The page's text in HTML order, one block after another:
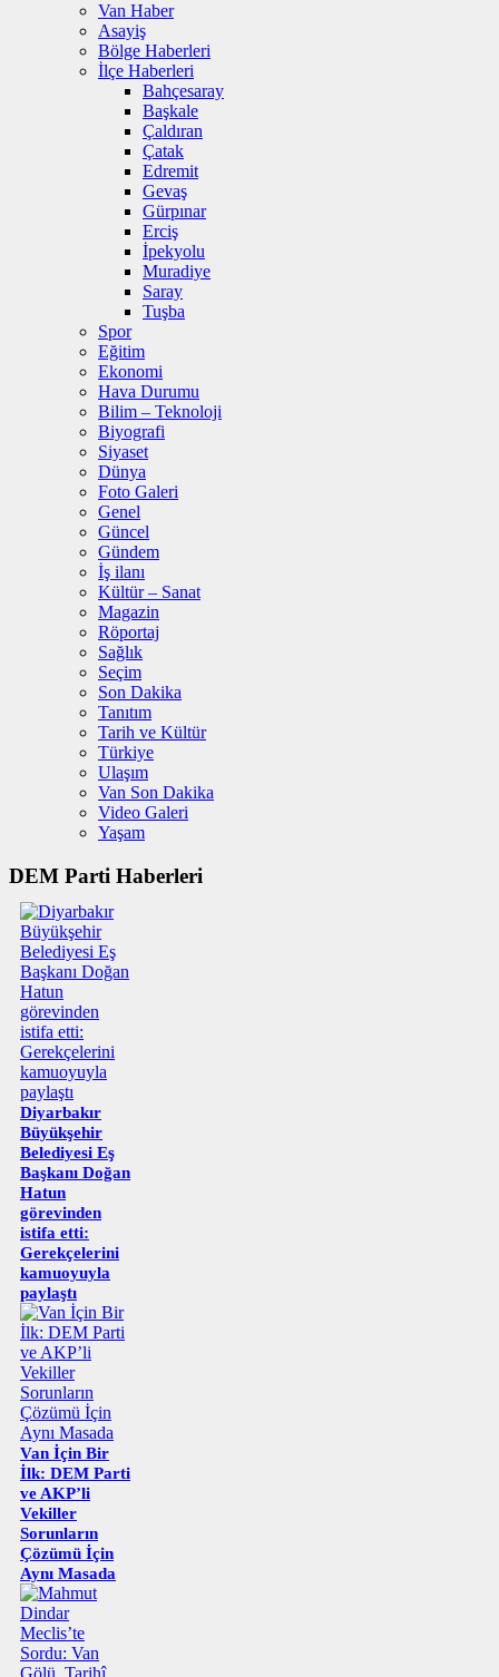
Van Haber
Asayiş
Bölge Haberleri
İlçe Haberleri
Bahçesaray
Başkale
Çaldıran
Çatak
Edremit
Gevaş
Gürpınar
Erciş
İpekyolu
Muradiye
Saray
Tuşba
Spor
Eğitim
Ekonomi
Hava Durumu
Bilim – Teknoloji
Biyografi
Siyaset
Dünya
Foto Galeri
Genel
Güncel
Gündem
İş ilanı
Kültür – Sanat
Magazin
Röportaj
Sağlık
Seçim
Son Dakika
Tanıtım
Tarih ve Kültür
Türkiye
Ulaşım
Van Son Dakika
Video Galeri
Yaşam
DEM Parti Haberleri
Diyarbakır
Büyükşehir
Belediyesi Eş
Başkanı Doğan
Hatun
görevinden
istifa etti:
Gerekçelerini
kamuoyuyla
paylaştı
Van İçin Bir
İlk: DEM Parti
ve AKP’li
Vekiller
Sorunların
Çözümü İçin
Aynı Masada